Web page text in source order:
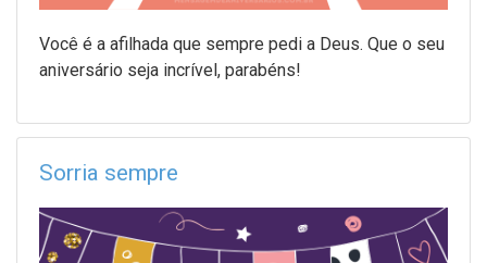
Você é a afilhada que sempre pedi a Deus. Que o seu
aniversário seja incrível, parabéns!
Sorria sempre